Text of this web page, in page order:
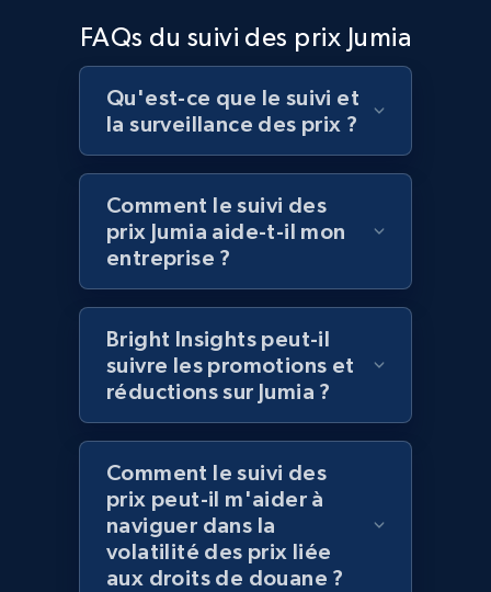
specified UPC
URL, Domain, Country code, Model number,
Sku, Product id, Product name, Manufacturer,
and more.
2.1K+ 353+ Commencer
Home Depot US - Discovery products by
specific category URL
URL, Domain, Country code, Model number,
Sku, Product id, Product name, Manufacturer,
and more.
Amazon products global dataset
FAQs du suivi des prix Jumia
Qu'est-ce que le suivi et
la surveillance des prix ?
Comment le suivi des
prix Jumia aide-t-il mon
entreprise ?
Bright Insights peut-il
suivre les promotions et
réductions sur Jumia ?
Comment le suivi des
prix peut-il m'aider à
naviguer dans la
volatilité des prix liée
aux droits de douane ?